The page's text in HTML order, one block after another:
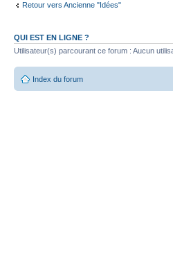
Retour vers Ancienne "Idées"
QUI EST EN LIGNE ?
Utilisateur(s) parcourant ce forum : Aucun
Index du forum